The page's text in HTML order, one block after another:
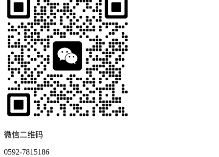
微信二维码
0592-7815186